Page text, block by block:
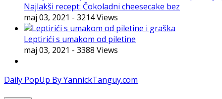
Najlakši recept: Čokoladni cheesecake bez
maj 03, 2021 - 3214 Views
Leptirići s umakom od piletine
maj 03, 2021 - 3388 Views
Daily PopUp By YannickTanguy.com